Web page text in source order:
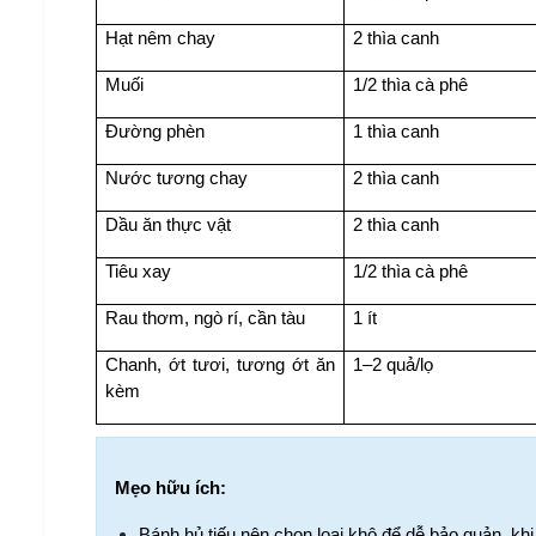
Hạt nêm chay 2 thìa canh
Muối 1/2 thìa cà phê
Đường phèn 1 thìa canh
Nước tương chay 2 thìa canh
Dầu ăn thực vật 2 thìa canh
Tiêu xay 1/2 thìa cà phê
Rau thơm, ngò rí, cần tàu 1 ít
Chanh, ớt tươi, tương ớt ăn
kèm
1–2 quả/lọ
Mẹo hữu ích: